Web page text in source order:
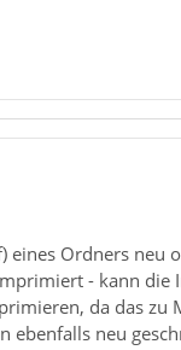
eines Ordners neu
- kann
da das zu
neu